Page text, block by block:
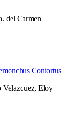
del Carmen
Contortus
Velazquez, Eloy